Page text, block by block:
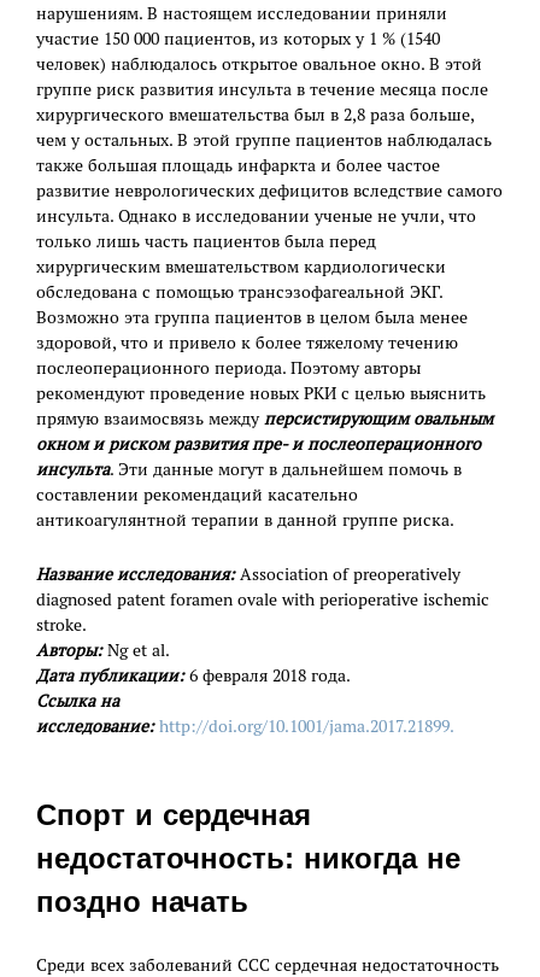
нарушениям. В настоящем исследовании приняли
участие 150 000 пациентов, из которых у 1 % (1540
человек) наблюдалось открытое овальное окно. В этой
группе риск развития инсульта в течение месяца после
хирургического вмешательства был в 2,8 раза больше,
чем у остальных. В этой группе пациентов наблюдалась
также большая площадь инфаркта и более частое
развитие неврологических дефицитов вследствие самого
инсульта. Однако в исследовании ученые не учли, что
только лишь часть пациентов была перед
хирургическим вмешательством кардиологически
обследована с помощью трансэзофагеальной ЭКГ.
Возможно эта группа пациентов в целом была менее
здоровой, что и привело к более тяжелому течению
послеоперационного периода. Поэтому авторы
рекомендуют проведение новых РКИ с целью выяснить
прямую взаимосвязь междуперсистирующим овальным
окном и риском развития пре- и послеоперационного
инсульта. Эти данные могут в дальнейшем помочь в
составлении рекомендаций касательно
антикоагулянтной терапии в данной группе риска.
Название исследования:Association of preoperatively
diagnosed patent foramen ovale with perioperative ischemic
stroke.
Авторы:Ng et al.
Дата публикации:6 февраля 2018 года.
Ссылка на
исследование:http://doi.org/10.1001/jama.2017.21899.
Спорт и сердечная
недостаточность: никогда не
поздно начать
Среди всех заболеваний ССС сердечная недостаточность